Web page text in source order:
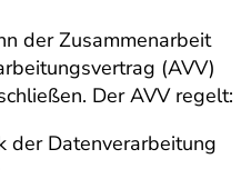
der Zusammenarbeit
(AVV)
Der AVV regelt:
der Datenverarbeitung